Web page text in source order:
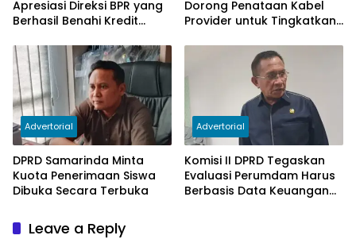
Apresiasi Direksi BPR yang
Berhasil Benahi Kredit
Dorong Penataan Kabel
Provider untuk Tingkatkan
Advertorial
DPRD Samarinda Minta
Kuota Penerimaan Siswa
Dibuka Secara Terbuka
Advertorial
Komisi II DPRD Tegaskan
Evaluasi Perumdam Harus
Berbasis Data Keuangan
Leave a Reply